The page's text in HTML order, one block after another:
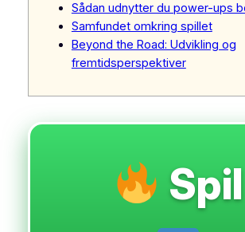
Sådan udnytter du power-ups
Samfundet omkring spillet
Beyond the Road: Udvikling og
fremtidsperspektiver
Spil